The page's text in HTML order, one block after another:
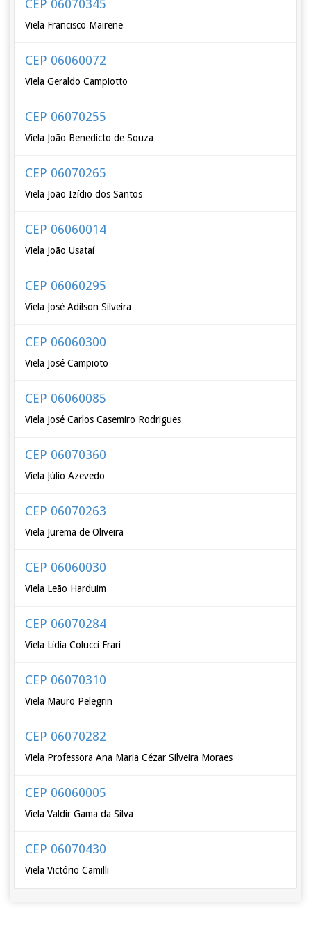
CEP 06070345
Viela Francisco Mairene
CEP 06060072
Viela Geraldo Campiotto
CEP 06070255
Viela João Benedicto de Souza
CEP 06070265
Viela João Izídio dos Santos
CEP 06060014
Viela João Usataí
CEP 06060295
Viela José Adilson Silveira
CEP 06060300
Viela José Campioto
CEP 06060085
Viela José Carlos Casemiro Rodrigues
CEP 06070360
Viela Júlio Azevedo
CEP 06070263
Viela Jurema de Oliveira
CEP 06060030
Viela Leão Harduim
CEP 06070284
Viela Lídia Colucci Frari
CEP 06070310
Viela Mauro Pelegrin
CEP 06070282
Viela Professora Ana Maria Cézar Silveira Moraes
CEP 06060005
Viela Valdir Gama da Silva
CEP 06070430
Viela Victório Camilli